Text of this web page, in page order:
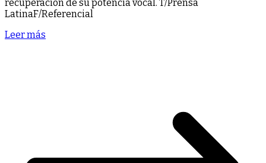
recuperación de su potencia vocal. T/Prensa
LatinaF/Referencial
Leer más